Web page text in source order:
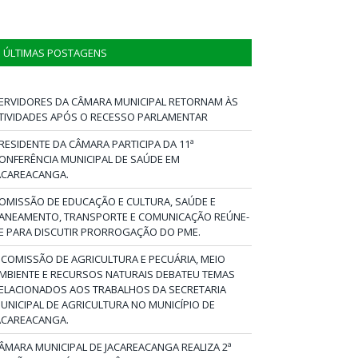
ÚLTIMAS POSTAGENS
DA CÂMARA MUNICIPAL RETORNAM ÀS
APÓS O RECESSO PARLAMENTAR
DA CÂMARA PARTICIPA DA 11ª
MUNICIPAL DE SAÚDE EM
DE EDUCAÇÃO E CULTURA, SAÚDE E
TRANSPORTE E COMUNICAÇÃO REÚNE-
PARA DISCUTIR PRORROGAÇÃO DO PME.
DE AGRICULTURA E PECUÁRIA, MEIO
E RECURSOS NATURAIS DEBATEU TEMAS
AOS TRABALHOS DA SECRETARIA
DE AGRICULTURA NO MUNICÍPIO DE
MUNICIPAL DE JACAREACANGA REALIZA 2ª